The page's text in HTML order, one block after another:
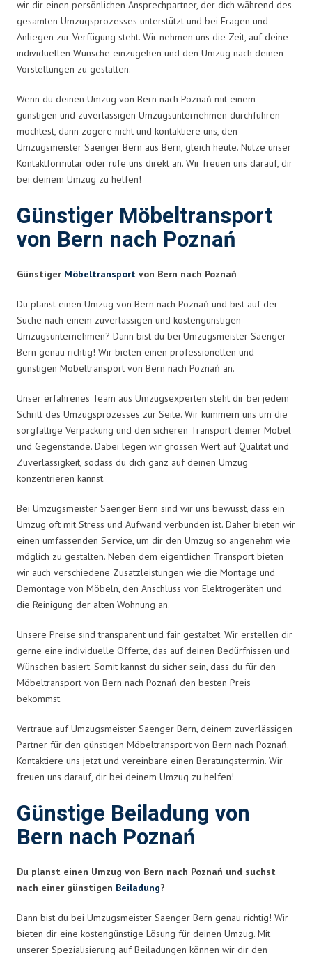
wir dir einen persönlichen Ansprechpartner, der dich während des
gesamten Umzugsprozesses unterstützt und bei Fragen und
Anliegen zur Verfügung steht. Wir nehmen uns die Zeit, auf deine
individuellen Wünsche einzugehen und den Umzug nach deinen
Vorstellungen zu gestalten.
Wenn du deinen Umzug von Bern nach Poznań mit einem
günstigen und zuverlässigen Umzugsunternehmen durchführen
möchtest, dann zögere nicht und kontaktiere uns, den
Umzugsmeister Saenger Bern aus Bern, gleich heute. Nutze unser
Kontaktformular oder rufe uns direkt an. Wir freuen uns darauf, dir
bei deinem Umzug zu helfen!
Günstiger Möbeltransport
von Bern nach Poznań
Günstiger Möbeltransport von Bern nach Poznań
Du planst einen Umzug von Bern nach Poznań und bist auf der
Suche nach einem zuverlässigen und kostengünstigen
Umzugsunternehmen? Dann bist du bei Umzugsmeister Saenger
Bern genau richtig! Wir bieten einen professionellen und
günstigen Möbeltransport von Bern nach Poznań an.
Unser erfahrenes Team aus Umzugsexperten steht dir bei jedem
Schritt des Umzugsprozesses zur Seite. Wir kümmern uns um die
sorgfältige Verpackung und den sicheren Transport deiner Möbel
und Gegenstände. Dabei legen wir grossen Wert auf Qualität und
Zuverlässigkeit, sodass du dich ganz auf deinen Umzug
konzentrieren kannst.
Bei Umzugsmeister Saenger Bern sind wir uns bewusst, dass ein
Umzug oft mit Stress und Aufwand verbunden ist. Daher bieten wir
einen umfassenden Service, um dir den Umzug so angenehm wie
möglich zu gestalten. Neben dem eigentlichen Transport bieten
wir auch verschiedene Zusatzleistungen wie die Montage und
Demontage von Möbeln, den Anschluss von Elektrogeräten und
die Reinigung der alten Wohnung an.
Unsere Preise sind transparent und fair gestaltet. Wir erstellen dir
gerne eine individuelle Offerte, das auf deinen Bedürfnissen und
Wünschen basiert. Somit kannst du sicher sein, dass du für den
Möbeltransport von Bern nach Poznań den besten Preis
bekommst.
Vertraue auf Umzugsmeister Saenger Bern, deinem zuverlässigen
Partner für den günstigen Möbeltransport von Bern nach Poznań.
Kontaktiere uns jetzt und vereinbare einen Beratungstermin. Wir
freuen uns darauf, dir bei deinem Umzug zu helfen!
Günstige Beiladung von
Bern nach Poznań
Du planst einen Umzug von Bern nach Poznań und suchst
nach einer günstigen Beiladung?
Dann bist du bei Umzugsmeister Saenger Bern genau richtig! Wir
bieten dir eine kostengünstige Lösung für deinen Umzug. Mit
unserer Spezialisierung auf Beiladungen können wir dir den